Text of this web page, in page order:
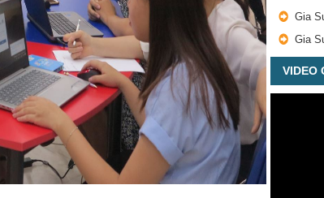
Gia
Gia
VIDEO